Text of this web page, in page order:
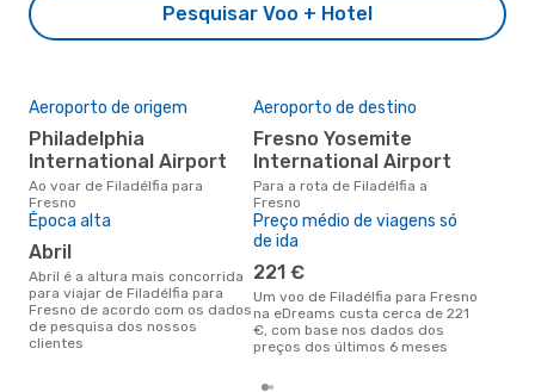
Pesquisar Voo + Hotel
Aeroporto de origem
Philadelphia
International Airport
Ao voar de Filadélfia para
Fresno
Aeroporto de destino
Fresno Yosemite
International Airport
Para a rota de Filadélfia a
Fresno
Época alta
abril
abril é a altura mais concorrida
para viajar de Filadélfia para
Fresno de acordo com os dados
de pesquisa dos nossos
clientes
Preço médio de viagens só
de ida
221 €
Um voo de Filadélfia para Fresno
na eDreams custa cerca de 221
€, com base nos dados dos
preços dos últimos 6 meses